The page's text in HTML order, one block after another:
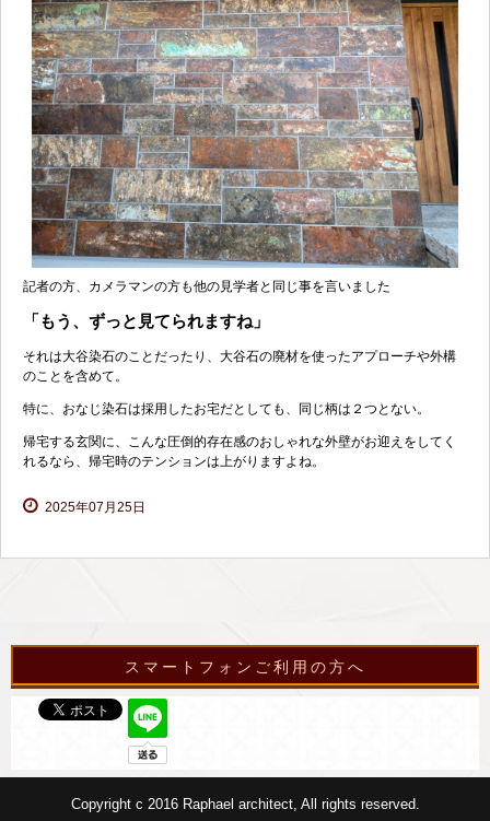
記者の方、カメラマンの方も他の見学者と同じ事を言いました
「もう、ずっと見てられますね」
それは大谷染石のことだったり、大谷石の廃材を使ったアプローチや外構
のことを含めて。
特に、おなじ染石は採用したお宅だとしても、同じ柄は２つとない。
帰宅する玄関に、こんな圧倒的存在感のおしゃれな外壁がお迎えをしてく
れるなら、帰宅時のテンションは上がりますよね。
2025年07月25日
スマートフォンご利用の方へ
Copyright c 2016 Raphael architect, All rights reserved.